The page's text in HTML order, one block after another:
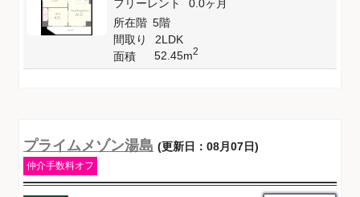
フリーレント
0.0ヶ月
所在階 5階
間取り
2LDK
面積
52.45m2
プライムメゾン湯島 (更新日：08月07日)
仲介手数料オフ